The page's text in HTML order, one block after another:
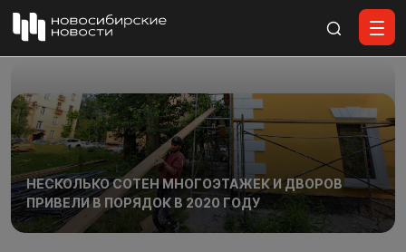
НЕСКОЛЬКО СОТЕН МНОГОЭТАЖЕК И ДВОРОВ
ПРИВЕЛИ В ПОРЯДОК В 2020 ГОДУ